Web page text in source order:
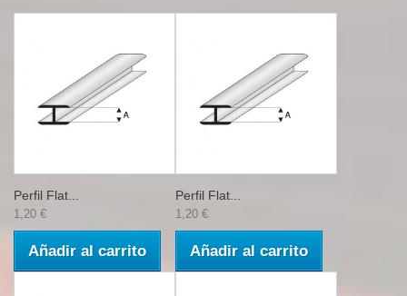
Perfil Flat...
1,20 €
Añadir al carrito
Perfil Flat...
1,20 €
Añadir al carrito